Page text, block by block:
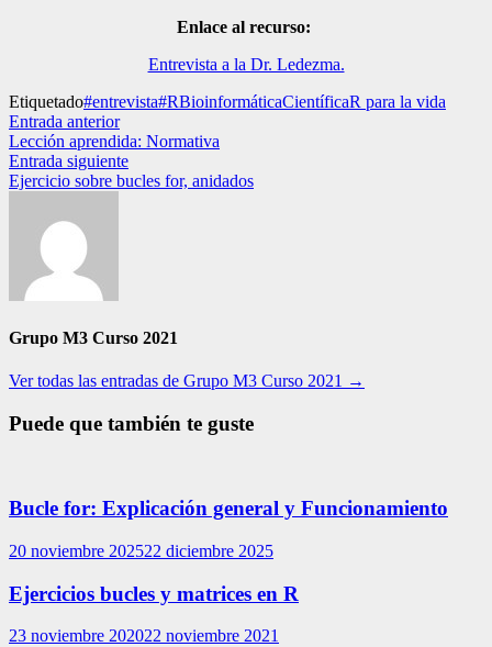
Enlace al recurso:
Entrevista a la Dr. Ledezma.
Etiquetado#entrevista#RBioinformáticaCientíficaR para la vida
Navegación
de
entradas
Entrada anteriorEntrada
anterior:
Lección aprendida: Normativa
Entrada siguienteEntrada
siguiente:
Ejercicio sobre bucles for, anidados
Grupo M3 Curso 2021
Ver todas las entradas de Grupo M3 Curso 2021 →
Puede que también te guste
Bucle for: Explicación general y Funcionamiento
20 noviembre 202522 diciembre 2025
Ejercicios bucles y matrices en R
23 noviembre 202022 noviembre 2021